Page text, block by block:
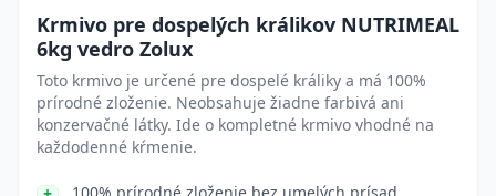
Krmivo pre dospelých králikov NUTRIMEAL
6kg vedro Zolux
Toto krmivo je určené pre dospelé králiky a má 100%
prírodné zloženie. Neobsahuje žiadne farbivá ani
konzervačné látky. Ide o kompletné krmivo vhodné na
každodenné kŕmenie.